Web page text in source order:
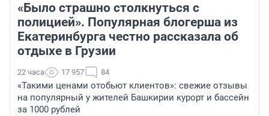
«Было страшно столкнуться с
полицией». Популярная блогерша из
Екатеринбурга честно рассказала об
отдыхе в Грузии
22 часа 17 957 84
«Такими ценами отобьют клиентов»: свежие отзывы
на популярный у жителей Башкирии курорт и бассейн
за 1000 рублей